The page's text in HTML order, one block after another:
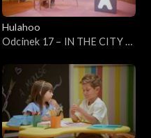
Hulahoo
Odcinek 17 – IN THE CITY -